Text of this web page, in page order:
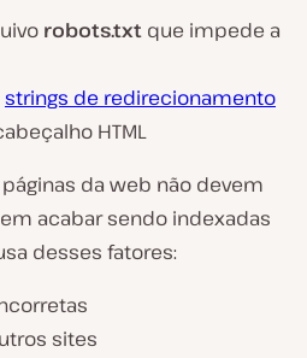
robots.txt que impede a
strings de redirecionamento
HTML
da web não devem
acabar sendo indexadas
desses fatores:
sites